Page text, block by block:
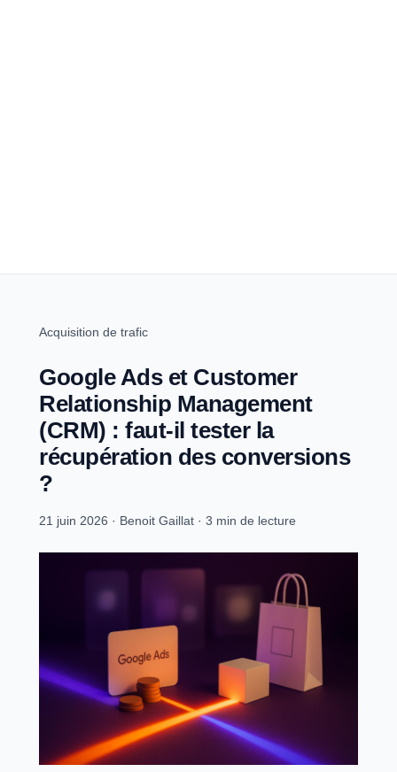
Acquisition de trafic
Google Ads et Customer
Relationship Management
(CRM) : faut-il tester la
récupération des conversions
?
21 juin 2026 · Benoit Gaillat · 3 min de lecture